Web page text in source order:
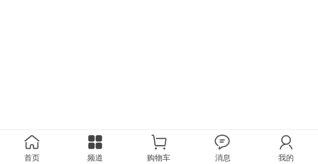
首页 频道 购物车 消息 我的